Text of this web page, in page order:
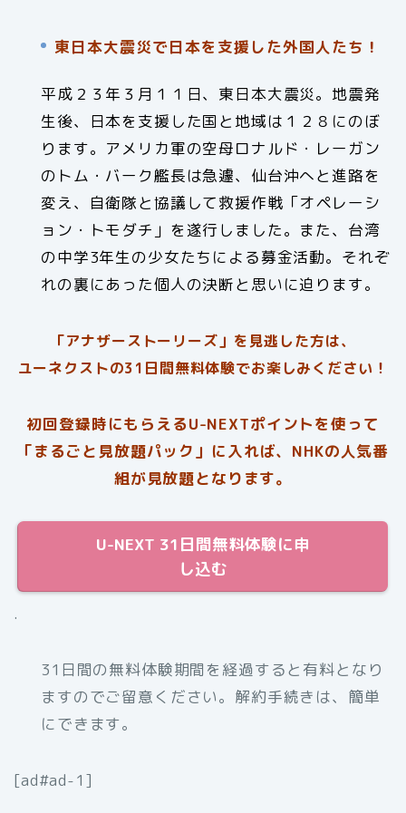
東日本大震災で日本を支援した外国人たち！
平成２３年３月１１日、東日本大震災。地震発
生後、日本を支援した国と地域は１２８にのぼ
ります。アメリカ軍の空母ロナルド・レーガン
のトム・バーク艦長は急遽、仙台沖へと進路を
変え、自衛隊と協議して救援作戦「オペレーシ
ョン・トモダチ」を遂行しました。また、台湾
の中学3年生の少女たちによる募金活動。それぞ
れの裏にあった個人の決断と思いに迫ります。
「アナザーストーリーズ」を見逃した方は、
ユーネクストの31日間無料体験でお楽しみください！
初回登録時にもらえるU-NEXTポイントを使って
「まるごと見放題パック」に入れば、NHKの人気番
組が見放題となります。
U-NEXT 31日間無料体験に申
し込む
.
31日間の無料体験期間を経過すると有料となり
ますのでご留意ください。解約手続きは、簡単
にできます。
[ad#ad-1]